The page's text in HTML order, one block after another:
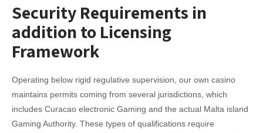
Security Requirements in
addition to Licensing
Framework
Operating below rigid regulative supervision, our own casino
maintains permits coming from several jurisdictions, which
includes Curacao electronic Gaming and the actual Malta island
Gaming Authority. These types of qualifications require